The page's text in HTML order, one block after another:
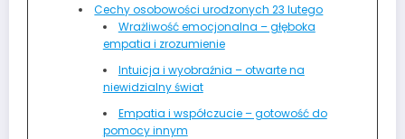
Cechy osobowości urodzonych 23 lutego
Wrażliwość emocjonalna – głęboka
empatia i zrozumienie
Intuicja i wyobraźnia – otwarte na
niewidzialny świat
Empatia i współczucie – gotowość do
pomocy innym